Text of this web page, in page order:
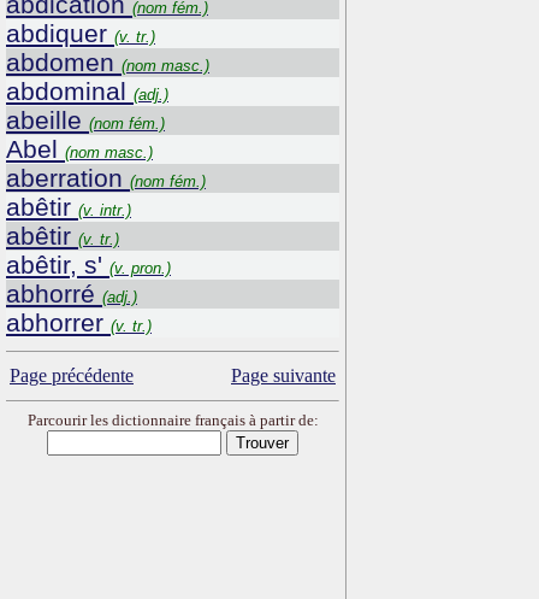
(nom fém.)
abdiquer (v. tr.)
abdomen (nom masc.)
abdominal (adj.)
abeille (nom fém.)
Abel (nom masc.)
aberration (nom fém.)
abêtir (v. intr.)
abêtir (v. tr.)
abêtir, s' (v. pron.)
abhorré (adj.)
abhorrer (v. tr.)
Page précédente Page suivante
Parcourir les dictionnaire français à partir de: